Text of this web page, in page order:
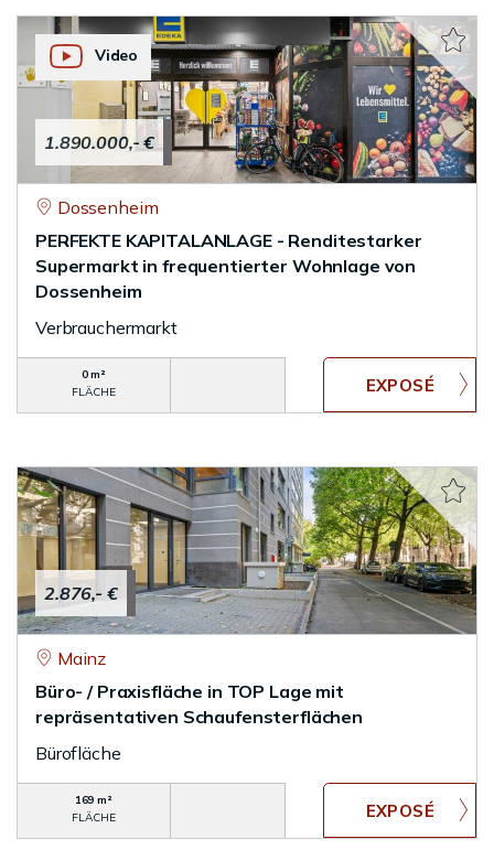
1.890.000,- €
Video
Dossenheim
PERFEKTE KAPITALANLAGE - Renditestarker
Supermarkt in frequentierter Wohnlage von
Dossenheim
Verbrauchermarkt
0 m²
FLÄCHE
2.876,- €
Mainz
Büro- / Praxisfläche in TOP Lage mit
repräsentativen Schaufensterflächen
Bürofläche
169 m²
FLÄCHE